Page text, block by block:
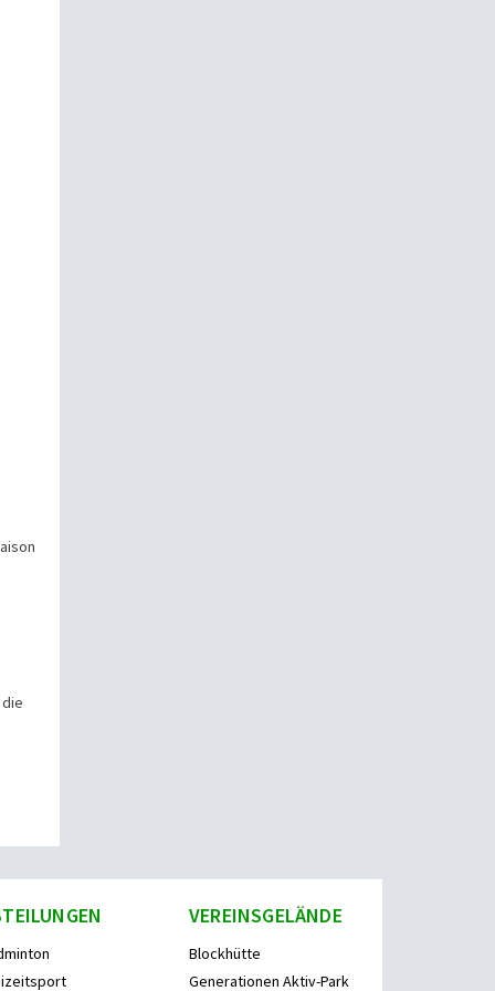
VEREINSGELÄNDE
Blockhütte
Generationen Aktiv-Park